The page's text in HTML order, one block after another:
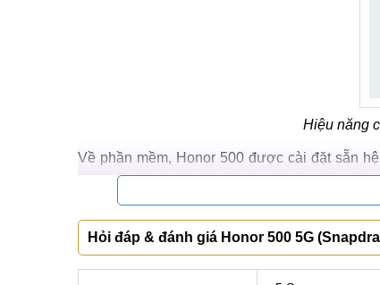
Hiệu năng
Về phần mềm, Honor 500 được cài đặt sẵn
dựa trên MagicOS 10, tích hợp AI và nhiều
ứng dụng. Kết hợp với việc cập nhật phần
không lo bị giật lag hay chậm chạp.
Hỏi đáp & đánh giá Honor 500 5G